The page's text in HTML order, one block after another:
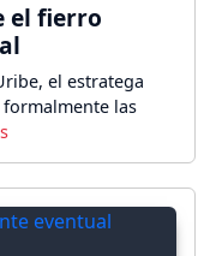
el fierro
el estratega
las